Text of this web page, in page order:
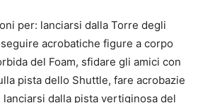
per: lanciarsi dalla Torre degli
acrobatiche figure a corpo
del Foam, sfidare gli amici con
pista dello Shuttle, fare acrobazie
dalla pista vertiginosa del